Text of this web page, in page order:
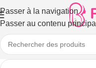
Passer à la navigation
Passer au contenu principal